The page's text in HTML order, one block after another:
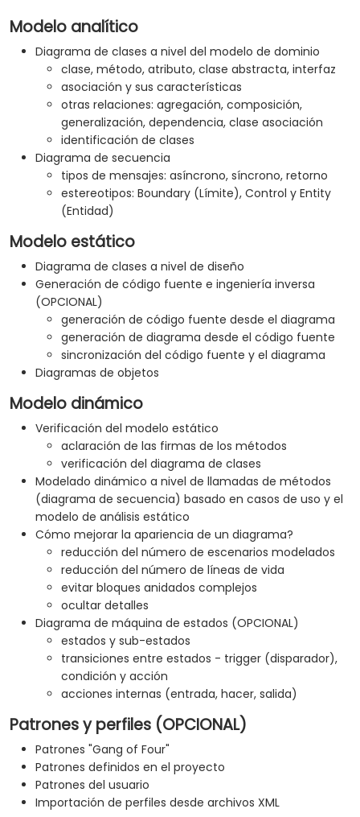
Modelo analítico
Diagrama de clases a nivel del modelo de dominio
clase, método, atributo, clase abstracta, interfaz
asociación y sus características
otras relaciones: agregación, composición,
generalización, dependencia, clase asociación
identificación de clases
Diagrama de secuencia
tipos de mensajes: asíncrono, síncrono, retorno
estereotipos: Boundary (Límite), Control y Entity
(Entidad)
Modelo estático
Diagrama de clases a nivel de diseño
Generación de código fuente e ingeniería inversa
(OPCIONAL)
generación de código fuente desde el diagrama
generación de diagrama desde el código fuente
sincronización del código fuente y el diagrama
Diagramas de objetos
Modelo dinámico
Verificación del modelo estático
aclaración de las firmas de los métodos
verificación del diagrama de clases
Modelado dinámico a nivel de llamadas de métodos
(diagrama de secuencia) basado en casos de uso y el
modelo de análisis estático
Cómo mejorar la apariencia de un diagrama?
reducción del número de escenarios modelados
reducción del número de líneas de vida
evitar bloques anidados complejos
ocultar detalles
Diagrama de máquina de estados (OPCIONAL)
estados y sub-estados
transiciones entre estados - trigger (disparador),
condición y acción
acciones internas (entrada, hacer, salida)
Patrones y perfiles (OPCIONAL)
Patrones "Gang of Four"
Patrones definidos en el proyecto
Patrones del usuario
Importación de perfiles desde archivos XML